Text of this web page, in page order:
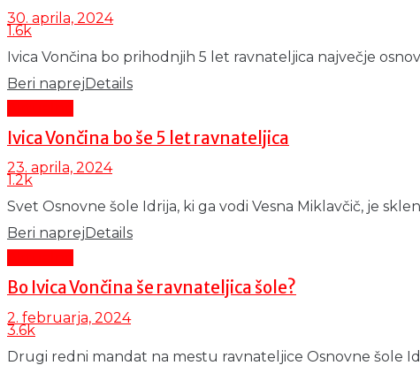
30. aprila, 2024
1.6k
Ivica Vončina bo prihodnjih 5 let ravnateljica največje
Beri naprejDetails
Ivica Vončina bo še 5 let ravnateljica
23. aprila, 2024
1.2k
Svet Osnovne šole Idrija, ki ga vodi Vesna Miklavčič, je
Beri naprej Details
Bo Ivica Vončina še ravnateljica šole?
2. februarja, 2024
3.6k
Drugi redni mandat na mestu ravnateljice Osnovne šole